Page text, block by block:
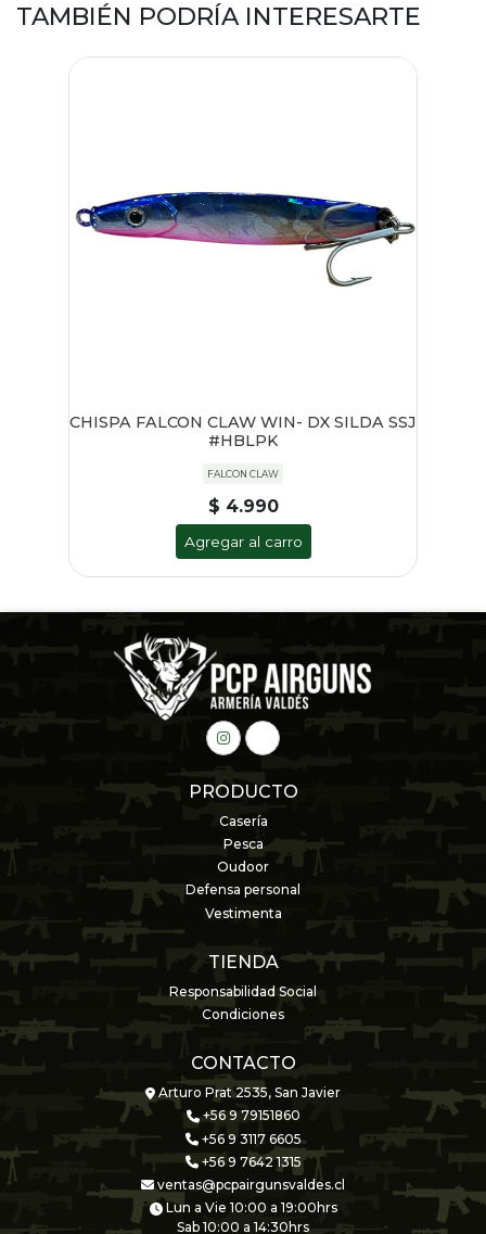
TAMBIÉN PODRÍA INTERESARTE
CHISPA FALCON CLAW WIN- DX SILDA SSJ
#HBLPK
FALCON CLAW
$ 4.990
Agregar al carro
PRODUCTO
Casería
Pesca
Oudoor
Defensa personal
Vestimenta
TIENDA
Responsabilidad Social
Condiciones
CONTACTO
Arturo Prat 2535, San Javier
+56 9 79151860
+56 9 3117 6605
+56 9 7642 1315
ventas@pcpairgunsvaldes.cl
Lun a Vie 10:00 a 19:00hrs
Sab 10:00 a 14:30hrs